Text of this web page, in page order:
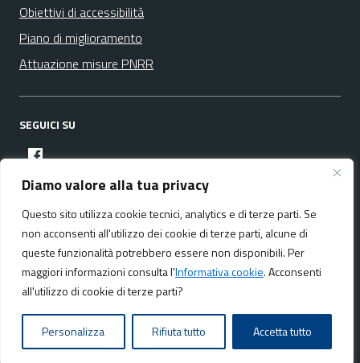
Diamo valore alla tua privacy
Questo sito utilizza cookie tecnici, analytics e di terze parti. Se
non acconsenti all'utilizzo dei cookie di terze parti, alcune di
queste funzionalità potrebbero essere non disponibili. Per
maggiori informazioni consulta l'Informativa cookie. Acconsenti
all'utilizzo di cookie di terze parti?
Personalizza Rifiuta tutto Accetta tutto
Obiettivi di accessibilità
Piano di miglioramento
Attuazione misure PNRR
SEGUICI SU
facebook
Media policy Mappa del sito
Realizzato da:NeMeA Sistemi Srl